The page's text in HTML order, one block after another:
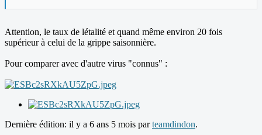
Attention, le taux de létalité et quand même environ 20 fois
supérieur à celui de la grippe saisonnière.
Pour comparer avec d'autre virus "connus" :
Dernière édition: il y a 6 ans 5 mois parteamdindon.